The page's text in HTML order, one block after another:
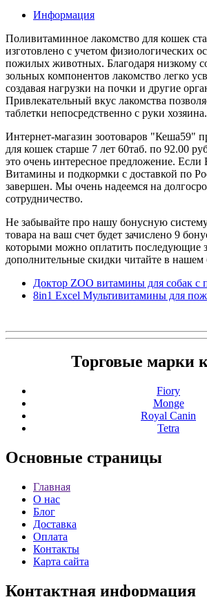
Информация
Поливитаминное лакомство для кошек
изготовлено с учетом физиологических
пожилых животных. Благодаря низкому
зольных компонентов лакомство легко
создавая нагрузки на почки и другие
Привлекательный вкус лакомства
таблетки непосредственно с руки хозяина.
Интернет-магазин зоотоваров "Кеша59"
для кошек старше 7 лет 60таб. по 92.00
это очень интересное предложение.
Витамины и подкормки с доставкой по
завершен. Мы очень надеемся на
сотрудничество.
Не забывайте про нашу бонусную
товара на ваш счет будет зачислено 9
которыми можно оплатить последующие
дополнительные скидки читайте в нашем
Доктор ZОО витамины для собак с
8in1 Excel Мультивитамины для
Торговые марки
Fiory
Monge
Royal Canin
Tetra
Основные страницы
Главная
О нас
Блог
Доставка
Оплата
Контакты
Карта сайта
Контактная информация